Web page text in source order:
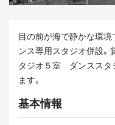
目の前が海で静かな環
ンス専用スタジオ併設。
タジオ５室 ダンススタ
ます。
基本情報